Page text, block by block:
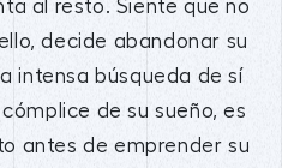
al resto. Siente que no
decide abandonar su
intensa búsqueda de sí
de su sueño, es
antes de emprender su